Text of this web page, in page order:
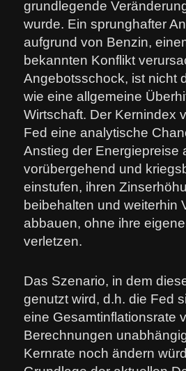
grundlegende
wurde. Ein sprunghafter
aufgrund von Benzin,
bekannten Konflikt
Angebotsschock, ist nicht
wie eine allgemeine
Wirtschaft. Der Kernindex
Fed eine analytische
Anstieg der Energiepreise
vorübergehend und
einstufen, ihren
beibehalten und weiterhin
abbauen, ohne ihre
verletzen.
Das Szenario, in dem
genutzt wird, d.h. die Fed
eine Gesamtinflationsrate
Berechnungen
Kernrate noch ändern